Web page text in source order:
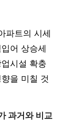
파트의 시세
어 상승세
시설 확충
을 미칠 것
과거와 비교